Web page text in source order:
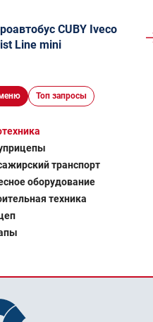
CUBY Iveco
Line mini
Топ запросы
транспорт
оборудование
техника